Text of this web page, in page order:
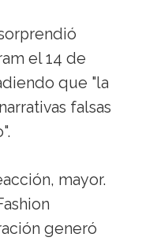
el 14 de
que "la
falsas
mayor.
generó